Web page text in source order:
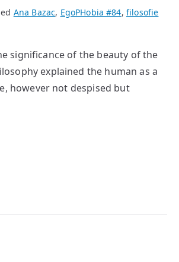
Ana Bazac, EgoPHobia #84, filosofie
significance of the beauty of the
explained the human as a
however not despised but